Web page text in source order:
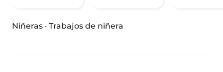
Niñeras · Trabajos de niñera